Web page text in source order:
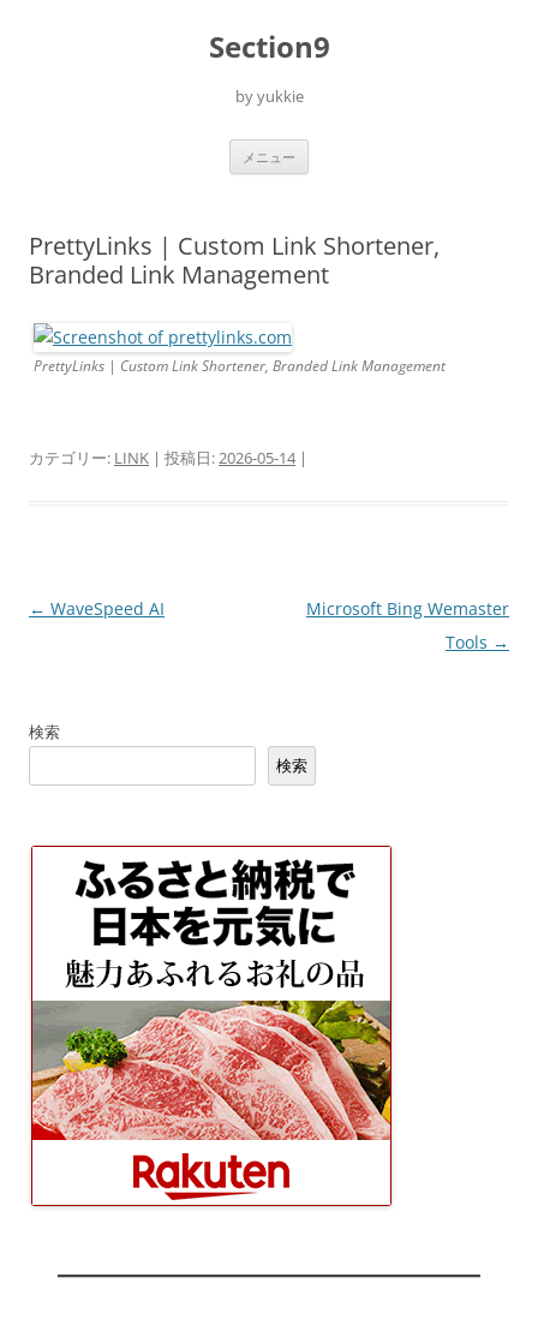
Section9
by yukkie
メニュー
PrettyLinks | Custom Link Shortener,
Branded Link Management
PrettyLinks | Custom Link Shortener, Branded Link Management
カテゴリー: LINK | 投稿日:2026-05-14|
投
ゲ
ョ
← WaveSpeed AI
Microsoft Bing Wemaster
Tools →
検索
検索